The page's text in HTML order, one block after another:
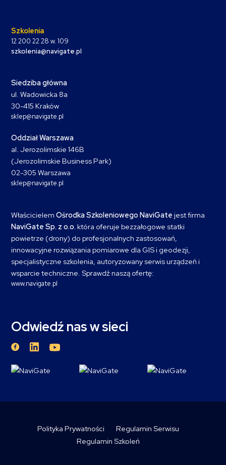
Szkolenia
12 200 22 28 w. 109
szkolenia@navigate.pl
Siedziba główna
ul. Wadowicka 8a
30-415 Kraków
sklep@navigate.pl
Oddział Warszawa
al. Jerozolimskie 146B
(Jerozolimskie Business Park)
02-305 Warszawa
sklep@navigate.pl
Właścicielem Ośrodka Szkoleniowego NaviGate jest firma
NaviGate Sp. z o.o. która oferuje bezzałogowe statki
powietrze (drony) do profesjonalnych zastosowań,
innowacyjne rozwiązania pomiarowe dla GIS i geodezji,
specjalistyczne szkolenia, autoryzowany serwis urządzeń i
wsparcie techniczne. Sprawdź naszą ofertę:
www.navigate.pl
Odwiedź nas w sieci
Polityka Prywatności
Regulamin Serwisu
Regulamin Szkoleń